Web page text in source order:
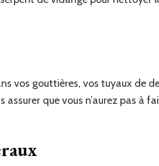
vos gouttières, vos tuyaux de
assurer que vous n’aurez pas à